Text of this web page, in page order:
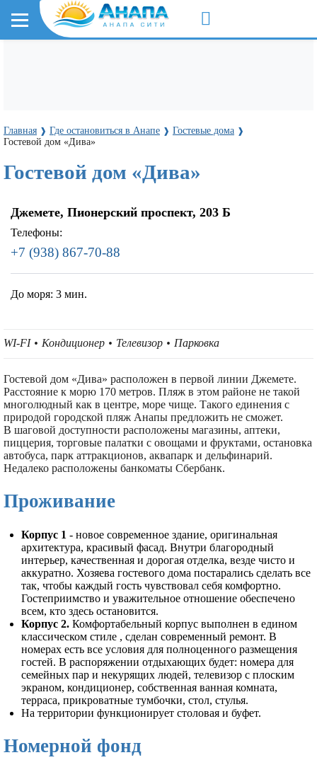
Главная ❱ Где остановиться в Анапе ❱ Гостевые дома ❱
Гостевой дом «Дива»
Гостевой дом «Дива»
Джемете, Пионерский проспект, 203 Б
Телефоны:
+7 (938) 867-70-88
До моря: 3 мин.
WI-FI Кондиционер Телевизор Парковка
Гостевой дом «Дива» расположен в первой линии Джемете.
Расстояние к морю 170 метров. Пляж в этом районе не такой
многолюдный как в центре, море чище. Такого единения с
природой городской пляж Анапы предложить не сможет.
В шаговой доступности расположены магазины, аптеки,
пиццерия, торговые палатки с овощами и фруктами, остановка
автобуса, парк аттракционов, аквапарк и дельфинарий.
Недалеко расположены банкоматы Сбербанк.
Проживание
Корпус 1 - новое современное здание, оригинальная
архитектура, красивый фасад. Внутри благородный
интерьер, качественная и дорогая отделка, везде чисто и
аккуратно. Хозяева гостевого дома постарались сделать все
так, чтобы каждый гость чувствовал себя комфортно.
Гостеприимство и уважительное отношение обеспечено
всем, кто здесь остановится.
Корпус 2. Комфортабельный корпус выполнен в едином
классическом стиле , сделан современный ремонт. В
номерах есть все условия для полноценного размещения
гостей. В распоряжении отдыхающих будет: номера для
семейных пар и некурящих людей, телевизор с плоским
экраном, кондиционер, собственная ванная комната,
терраса, прикроватные тумбочки, стол, стулья.
На территории функционирует столовая и буфет.
Номерной фонд